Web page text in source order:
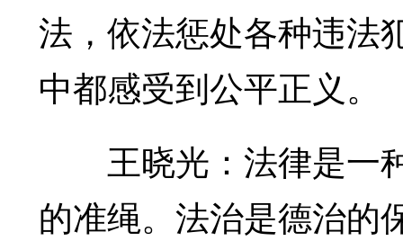
法，依法惩处各种违法
中都感受到公平正义。
王晓光：法律是一
的准绳。法治是德治的